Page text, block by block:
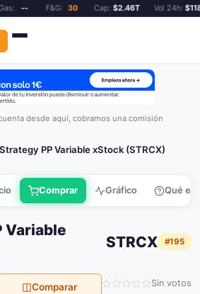
-- F&G: 30 Cap:$2.46T Vol 24h:
desde aquí, cobramos una comisión
Strategy PP Variable xStock (STRCX)
Comprar Gráfico Qué es
Variable
STRCX #195
Comparar Sin votos